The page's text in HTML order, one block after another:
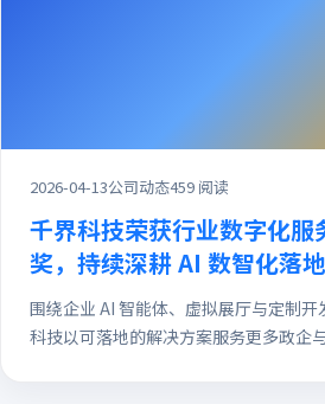
2026-04-13公司动态459 阅读
千界科技荣获行业数字化服
奖，持续深耕 AI 数智化落地
围绕企业 AI 智能体、虚拟展厅与定制
科技以可落地的解决方案服务更多政企